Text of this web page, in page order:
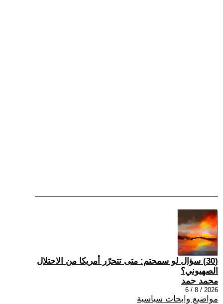
(30) سؤال لو سمحتم: متى تتحرّر أمريكا من الاحتلال
الصهيوني؟
محمد حمد
2026 / 8 / 6
مواضيع وابحاث سياسية